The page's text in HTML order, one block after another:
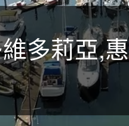
多莉亞,